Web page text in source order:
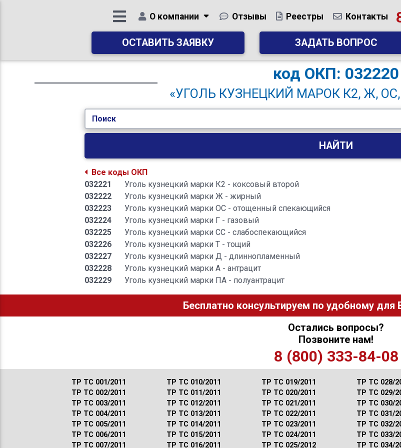
О компании Отзывы Реестры Контакты
ОСТАВИТЬ ЗАЯВКУ ЗАДАТЬ ВОПРОС
код ОКП: 032220
«УГОЛЬ КУЗНЕЦКИЙ МАРОК К2, Ж, ОС,
Поиск
НАЙТИ
Все коды ОКП
032221
Уголь кузнецкий марки К2 - коксовый второй
032222
Уголь кузнецкий марки Ж - жирный
032223
Уголь кузнецкий марки ОС - отощенный спекающийся
032224
Уголь кузнецкий марки Г - газовый
032225
Уголь кузнецкий марки СС - слабоспекающийся
032226
Уголь кузнецкий марки Т - тощий
032227
Уголь кузнецкий марки Д - длиннопламенный
032228
Уголь кузнецкий марки А - антрацит
032229
Уголь кузнецкий марки ПА - полуантрацит
Бесплатно консультируем по удобному для
Остались вопросы?
Позвоните нам!
8 (800) 333-84-08
ТР ТС 001/2011
ТР ТС 002/2011
ТР ТС 003/2011
ТР ТС 004/2011
ТР ТС 005/2011
ТР ТС 006/2011
ТР ТС 007/2011
ТР ТС 010/2011
ТР ТС 011/2011
ТР ТС 012/2011
ТР ТС 013/2011
ТР ТС 014/2011
ТР ТС 015/2011
ТР ТС 016/2011
ТР ТС 019/2011
ТР ТС 020/2011
ТР ТС 021/2011
ТР ТС 022/2011
ТР ТС 023/2011
ТР ТС 024/2011
ТР ТС 025/2012
ТР ТС 028/
ТР ТС 029/
ТР ТС 030/
ТР ТС 031/
ТР ТС 032/
ТР ТС 033/
ТР ТС 034/